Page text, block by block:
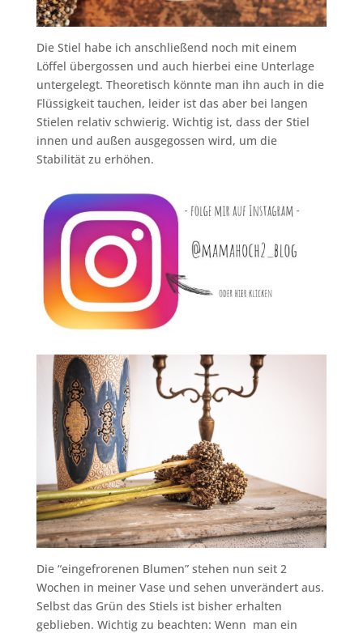
Die Stiel habe ich anschließend noch mit einem
Löffel übergossen und auch hierbei eine Unterlage
untergelegt. Theoretisch könnte man ihn auch in die
Flüssigkeit tauchen, leider ist das aber bei langen
Stielen relativ schwierig. Wichtig ist, dass der Stiel
innen und außen ausgegossen wird, um die
Stabilität zu erhöhen.
Die “eingefrorenen Blumen” stehen nun seit 2
Wochen in meiner Vase und sehen unverändert aus.
Selbst das Grün des Stiels ist bisher erhalten
geblieben. Wichtig zu beachten: Wenn man ein